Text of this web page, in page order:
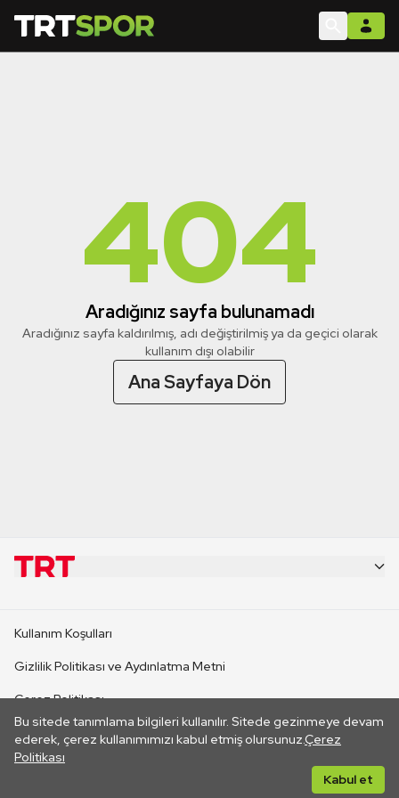
404
Aradığınız sayfa bulunamadı
Aradığınız sayfa kaldırılmış, adı değiştirilmiş ya da geçici olarak
kullanım dışı olabilir
Ana Sayfaya Dön
Bu sitede tanımlama bilgileri kullanılır. Sitede gezinmeye devam
ederek, çerez kullanımımızı kabul etmiş olursunuz.Çerez
Politikası
Kabul et
CANLI YAYINLAR
Kullanım Koşulları
Gizlilik Politikası ve Aydınlatma Metni
Çerez Politikası
İletişim
Her hakkı saklıdır. ©2026 TRT. Bağlantı yoluyla gidilen dış